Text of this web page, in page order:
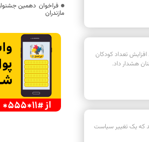
تعداد کودکان
هشدار داد.
که یک تغییر سیاست
فراخوان دهمین
مازندران